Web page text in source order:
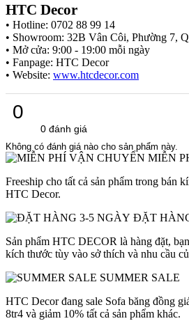
HTC Decor
• Hotline: 0702 88 99 14
• Showroom: 32B Vân Côi, Phường 7,
• Mở cửa: 9:00 - 19:00 mỗi ngày
• Fanpage: HTC Decor
• Website: www.htcdecor.com
0
0 đánh giá
Không có đánh giá nào cho sản phẩm này.
MIỄN
Freeship cho tất cả sản phẩm trong bán
HTC Decor.
ĐẶT
Sản phẩm HTC DECOR là hàng đặt,
kích thước tùy vào sở thích và nhu cầu
SUMMER SALE
HTC Decor đang sale Sofa băng đồng
8tr4 và giảm 10% tất cả sản phẩm khác.